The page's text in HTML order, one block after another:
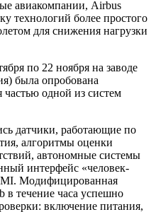
авиакомпании, Airbus
технологий более простого
для снижения нагрузки
по 22 ноября на заводе
была опробована
одной из систем
датчики, работающие по
алгоритмы оценки
автономные системы
интерфейс «человек-
Модифицированная
в течение часа успешно
включение питания,